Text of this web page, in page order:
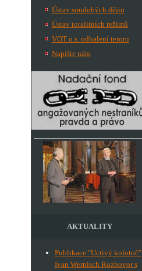
Ústav soudobých dějin
Ústav totalitních režimů
VOT o.s. odhalení teroru
Napište nám
AKTUALITY
Publikace "Uctivý kolotoč"
Ivan Wernisch Rozhovor s